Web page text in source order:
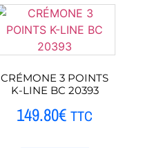
CRÉMONE 3 POINTS
K-LINE BC 20393
149.80€ TTC